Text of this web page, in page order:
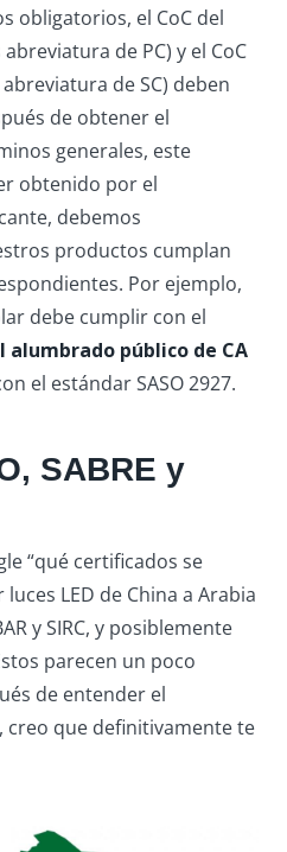
obligatorios, el CoC del
de PC) y el CoC
abreviatura de SC) deben
de obtener el
generales, este
obtenido por el
debemos
productos cumplan
Por ejemplo,
debe cumplir con el
alumbrado público de CA
el estándar SASO 2927.
SABRE y
“qué certificados se
LED de China a Arabia
y SIRC, y posiblemente
parecen un poco
de entender el
creo que definitivamente te